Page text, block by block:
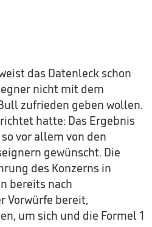
das Datenleck schon
nicht mit dem
zufrieden geben wollen.
hatte: Das Ergebnis
vor allem von den
gewünscht. Die
des Konzerns in
bereits nach
Vorwürfe bereit,
um sich und die Formel 1